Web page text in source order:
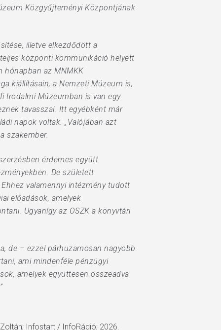
Közgyűjteményi Központjának
illetve elkezdődött a
központi kommunikáció helyett
az MNMKK
kiállításain, a Nemzeti Múzeum is,
Irodalmi Múzeumban is van egy
tavasszal. Itt egyébként már
napok voltak. „Valójában azt
szakember.
érdemes együtt
De született
valamennyi intézmény tudott
előadások, amelyek
Ugyanígy az OSZK a könyvtári
de – ezzel párhuzamosan nagyobb
ami mindenféle pénzügyi
amelyek együttesen összeadva
Infostart / InfoRádió; 2026.